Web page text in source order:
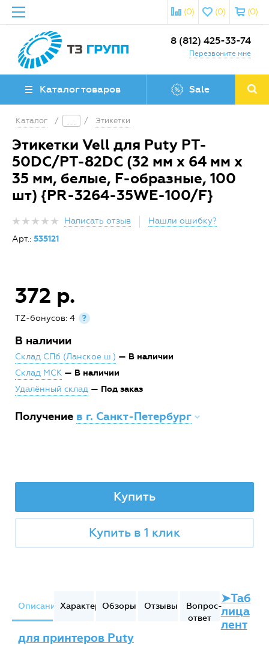
(0)
(0)
(0)
8 (812) 425-33-74
Перезвоните мне
Каталог товаров Sale
Каталог / / Этикетки
Этикетки Vell для Puty PT-
50DC/PT-82DC (32 мм х 64 мм х
35 мм, белые, F-образные, 100
шт) {PR-3264-35WE-100/F}
Написать отзыв
Нашли ошибку?
Арт.: 535121
372 р.
TZ-бонусов: 4 ?
В наличии
Склад СПб (Ланское ш.) — В наличии
Склад МСК — В наличии
Удалённый склад — Под заказ
Получение в г. Санкт-Петербург
Купить
Купить в 1 клик
ОписаниеХарактеристики
Обзоры Отзывы
Вопрос-
ответ
➤Таб
лица
лент
для принтеров Puty